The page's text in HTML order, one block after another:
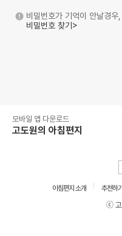
비밀번호가 기억이 안날경
비밀번호 찾기>
모바일 앱 다운로드
고도원의 아침편지
아침편지 소개 추천하기
ⓒ 고